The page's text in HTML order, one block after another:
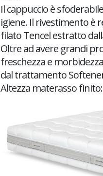
Il cappuccio è
igiene. Il rivestimento è
filato Tencel estratto
Oltre ad avere grandi
freschezza e
dal trattamento
Altezza materasso finito: